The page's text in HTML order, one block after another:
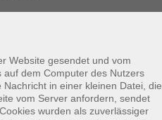
Website gesendet und vom
dem Computer des Nutzers
in einer kleinen Datei, die
vom Server anfordern, sendet
wurden als zuverlässiger